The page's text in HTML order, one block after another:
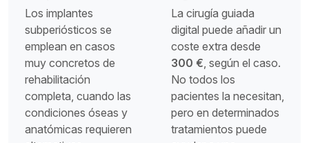
Los implantes
subperiósticos se
emplean en casos
muy concretos de
rehabilitación
completa, cuando las
condiciones óseas y
anatómicas requieren
La cirugía guiada
digital puede añadir un
coste extra desde
300 €, según el caso.
No todos los
pacientes la necesitan,
pero en determinados
tratamientos puede